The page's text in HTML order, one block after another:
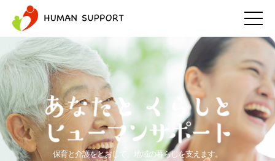
保育と介護をとおして、地域の暮らしを支えます。